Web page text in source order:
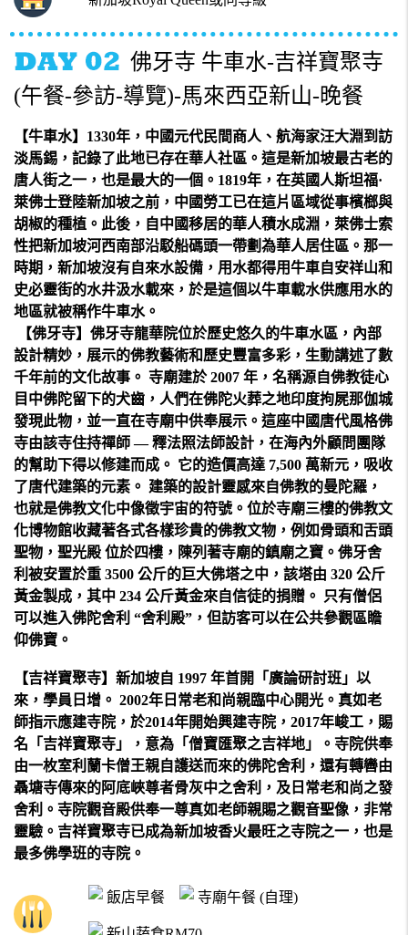
佛牙寺 牛車水-吉祥寶聚寺
(午餐-參訪-導覽)-馬來西亞新山-晚餐
【牛車水】1330年，中國元代民間商人、航海家汪大淵到訪
淡馬錫，記錄了此地已存在華人社區。這是新加坡最古老的
唐人街之一，也是最大的一個。1819年，在英國人斯坦福·
萊佛士登陸新加坡之前，中國勞工已在這片區域從事檳榔與
胡椒的種植。此後，自中國移居的華人積水成淵，萊佛士索
性把新加坡河西南部沿駁船碼頭一帶劃為華人居住區。那一
時期，新加坡沒有自來水設備，用水都得用牛車自安祥山和
史必靈街的水井汲水載來，於是這個以牛車載水供應用水的
地區就被稱作牛車水。
【佛牙寺】佛牙寺龍華院位於歷史悠久的牛車水區，內部
設計精妙，展示的佛教藝術和歷史豐富多彩，生動講述了數
千年前的文化故事。 寺廟建於 2007 年，名稱源自佛教徒心
目中佛陀留下的犬齒，人們在佛陀火葬之地印度拘屍那伽城
發現此物，並一直在寺廟中供奉展示。這座中國唐代風格佛
寺由該寺住持禪師 — 釋法照法師設計，在海內外顧問團隊
的幫助下得以修建而成。 它的造價高達 7,500 萬新元，吸收
了唐代建築的元素。 建築的設計靈感來自佛教的曼陀羅，
也就是佛教文化中像徵宇宙的符號。位於寺廟三樓的佛教文
化博物館收藏著各式各樣珍貴的佛教文物，例如骨頭和舌頭
聖物，聖光殿 位於四樓，陳列著寺廟的鎮廟之寶。佛牙舍
利被安置於重 3500 公斤的巨大佛塔之中，該塔由 320 公斤
黃金製成，其中 234 公斤黃金來自信徒的捐贈。 只有僧侶
可以進入佛陀舍利 “舍利殿”，但訪客可以在公共參觀區瞻
仰佛寶。
【吉祥寶聚寺】新加坡自 1997 年首開「廣論研討班」以
來，學員日增。 2002年日常老和尚親臨中心開光。真如老
師指示應建寺院，於2014年開始興建寺院，2017年峻工，賜
名「吉祥寶聚寺」，意為「僧寶匯聚之吉祥地」。寺院供奉
由一枚室利蘭卡僧王親自護送而來的佛陀舍利，還有轉轡由
聶塘寺傳來的阿底峽尊者骨灰中之舍利，及日常老和尚之發
舍利。寺院觀音殿供奉一尊真如老師親賜之觀音聖像，非常
靈驗。吉祥寶聚寺已成為新加坡香火最旺之寺院之一，也是
最多佛學班的寺院。
飯店早餐 寺廟午餐 (自理)